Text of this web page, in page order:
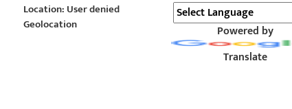
Location: User denied
Geolocation
Powered by
Translate